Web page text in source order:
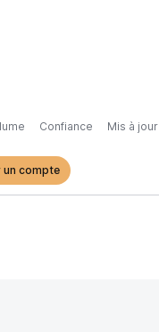
Confiance Mis à jour
un compte